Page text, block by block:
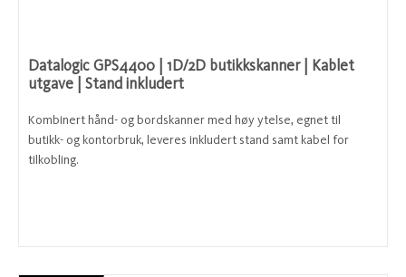
Datalogic GPS4400 | 1D/2D butikkskanner | Kablet
utgave | Stand inkludert
Kombinert hånd- og bordskanner med høy ytelse, egnet til
butikk- og kontorbruk, leveres inkludert stand samt kabel for
tilkobling.